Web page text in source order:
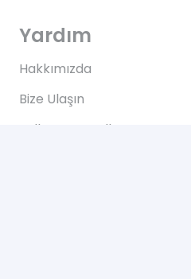
Yardım
Hakkımızda
Bize Ulaşın
Kullanım Koşulları